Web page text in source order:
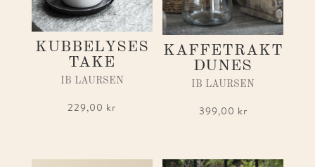
KUBBELYSES
TAKE
IB LAURSEN
229,00 kr
KAFFETRAKT
DUNES
IB LAURSEN
399,00 kr